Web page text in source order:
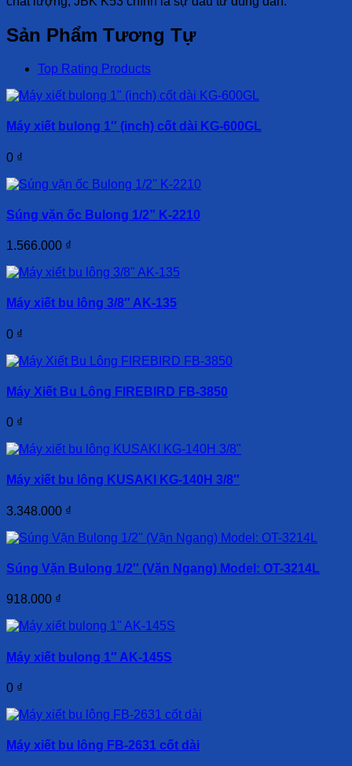
Sản Phẩm Tương Tự
Top Rating Products
Máy xiết bulong 1″ (inch) cốt dài KG-600GL
0 ₫
Súng vặn ốc Bulong 1/2” K-2210
1.566.000 ₫
Máy xiết bu lông 3/8″ AK-135
0 ₫
Máy Xiết Bu Lông FIREBIRD FB-3850
0 ₫
Máy xiết bu lông KUSAKI KG-140H 3/8″
3.348.000 ₫
Súng Vặn Bulong 1/2″ (Vặn Ngang) Model: OT-3214L
918.000 ₫
Máy xiết bulong 1″ AK-145S
0 ₫
Máy xiết bu lông FB-2631 cốt dài